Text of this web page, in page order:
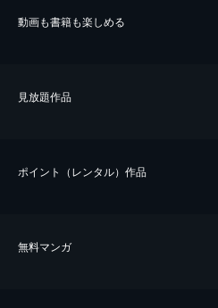
動画も書籍も楽しめる
⾒放題作品
ポイント（レンタル）作品
無料マンガ